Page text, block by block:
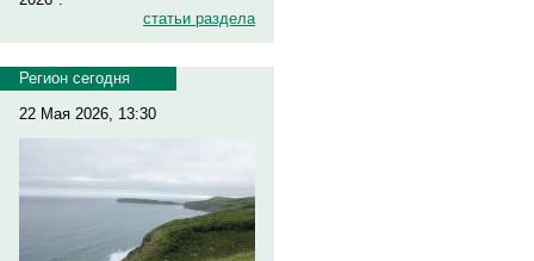
статьи раздела
Регион сегодня
22 Мая 2026, 13:30